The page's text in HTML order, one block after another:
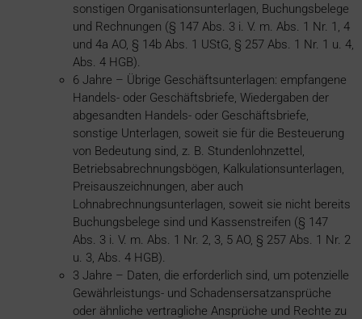
sonstigen Organisationsunterlagen, Buchungsbelege
und Rechnungen (§ 147 Abs. 3 i. V. m. Abs. 1 Nr. 1, 4
und 4a AO, § 14b Abs. 1 UStG, § 257 Abs. 1 Nr. 1 u. 4,
Abs. 4 HGB).
6 Jahre – Übrige Geschäftsunterlagen: empfangene
Handels- oder Geschäftsbriefe, Wiedergaben der
abgesandten Handels- oder Geschäftsbriefe,
sonstige Unterlagen, soweit sie für die Besteuerung
von Bedeutung sind, z. B. Stundenlohnzettel,
Betriebsabrechnungsbögen, Kalkulationsunterlagen,
Preisauszeichnungen, aber auch
Lohnabrechnungsunterlagen, soweit sie nicht bereits
Buchungsbelege sind und Kassenstreifen (§ 147
Abs. 3 i. V. m. Abs. 1 Nr. 2, 3, 5 AO, § 257 Abs. 1 Nr. 2
u. 3, Abs. 4 HGB).
3 Jahre – Daten, die erforderlich sind, um potenzielle
Gewährleistungs- und Schadensersatzansprüche
oder ähnliche vertragliche Ansprüche und Rechte zu